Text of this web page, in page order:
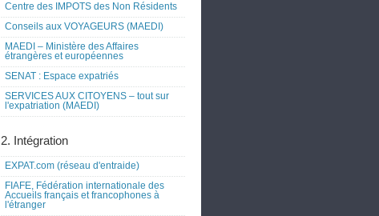
Centre des IMPOTS des Non Résidents
Conseils aux VOYAGEURS (MAEDI)
MAEDI – Ministère des Affaires
étrangères et européennes
SENAT : Espace expatriés
SERVICES AUX CITOYENS – tout sur
l'expatriation (MAEDI)
2. Intégration
EXPAT.com (réseau d'entraide)
FIAFE, Fédération internationale des
Accueils français et francophones à
l'étranger